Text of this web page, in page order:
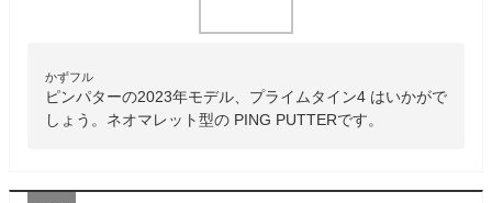
かずフル
ピンパターの2023年モデル、プライムタイン4 はいかがで
しょう。ネオマレット型の PING PUTTERです。